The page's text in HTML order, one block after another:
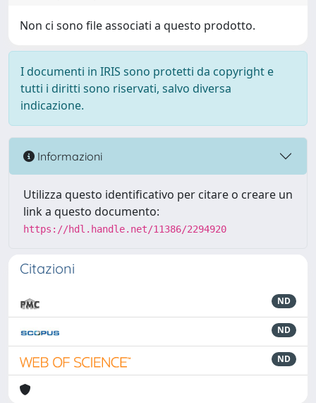
Non ci sono file associati a questo prodotto.
I documenti in IRIS sono protetti da copyright e
tutti i diritti sono riservati, salvo diversa
indicazione.
Informazioni
Utilizza questo identificativo per citare o creare un
link a questo documento:
https://hdl.handle.net/11386/2294920
Citazioni
ND
ND
ND